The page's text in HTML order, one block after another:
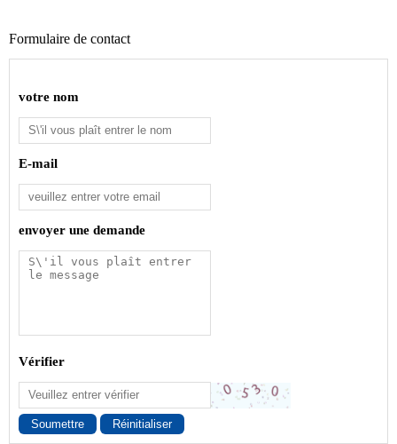
Formulaire de contact
votre nom
E-mail
envoyer une demande
Vérifier
Soumettre Réinitialiser